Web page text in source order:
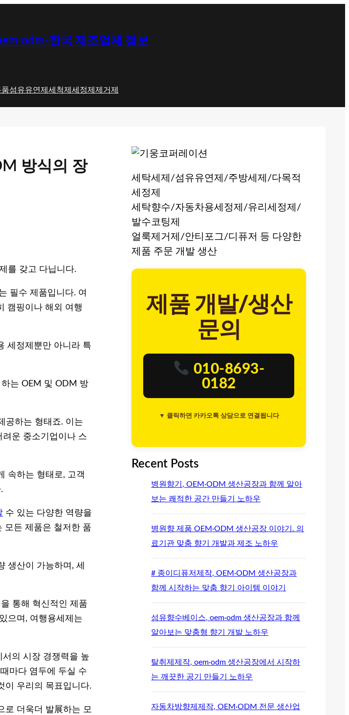
odm-한국 제조업체 정보
섬유유연제 세척제 세정제 제거제
방식의 장
를 갖고 다닙니다.
필수 제품입니다. 여
캠핑이나 해외 여행
세정제뿐만 아니라 특
는 OEM 및 ODM 방
공하는 형태죠. 이는
운 중소기업이나 스
속하는 형태로, 고객
수 있는 다양한 역량을
모든 제품은 철저한 품
생산이 가능하며, 세
통해 혁신적인 제품
으며, 여행용세제는
의 시장 경쟁력을 높
마다 염두에 두실 수
이 우리의 목표입니다.
로 더욱더 발展하는 모
세탁세제/섬유유연제/주방세제/다목적
세정제
세탁향수/자동차용세정제/유리세정제/
발수코팅제
얼룩제거제/안티포그/디퓨저 등 다양한
제품 주문 개발 생산
제품 개발/생산
문의
010-8693-
0182
▼ 클릭하면 카카오톡 상담으로 연결됩니다
Recent Posts
병원향기, OEM·ODM 생산공장과 함께 알아
보는 쾌적한 공간 만들기 노하우
병원향 제품 OEM·ODM 생산공장 이야기. 의
료기관 맞춤 향기 개발과 제조 노하우
# 종이디퓨저제작, OEM·ODM 생산공장과
함께 시작하는 맞춤 향기 아이템 이야기
섬유향수베이스, oem·odm 생산공장과 함께
알아보는 맞춤형 향기 개발 노하우
탈취제제작, oem·odm 생산공장에서 시작하
는 깨끗한 공기 만들기 노하우
자동차방향제제작, OEM·ODM 전문 생산업